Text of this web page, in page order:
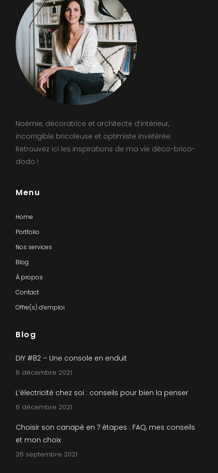
Noémie, décoratrice et architecte d’intérieur,
incorrigible bricoleuse et optimiste invétérée.
Retrouvez ici les inspirations de ma vie déco-brico-
dodo !
Menu
Home
Portfolio
Nos services
Blog
À propos
Contact
Offre(s) d’emploi
Blog
DIY #82 – Une console en enduit
8 décembre 2021
L’électricité chez soi : conseils pour bien la penser
6 décembre 2021
Choisir son canapé en 7 étapes : FAQ, mes conseils
et mon choix
26 septembre 2021